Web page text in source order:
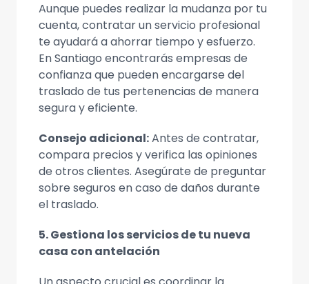
Aunque puedes realizar la mudanza por tu
cuenta, contratar un servicio profesional
te ayudará a ahorrar tiempo y esfuerzo.
En Santiago encontrarás empresas de
confianza que pueden encargarse del
traslado de tus pertenencias de manera
segura y eficiente.
Consejo adicional:Antes de contratar,
compara precios y verifica las opiniones
de otros clientes. Asegúrate de preguntar
sobre seguros en caso de daños durante
el traslado.
5. Gestiona los servicios de tu nueva
casa con antelación